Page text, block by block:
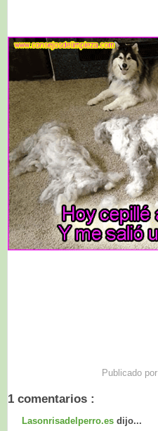
Publicado por
1 comentarios :
Lasonrisadelperro.es dijo...